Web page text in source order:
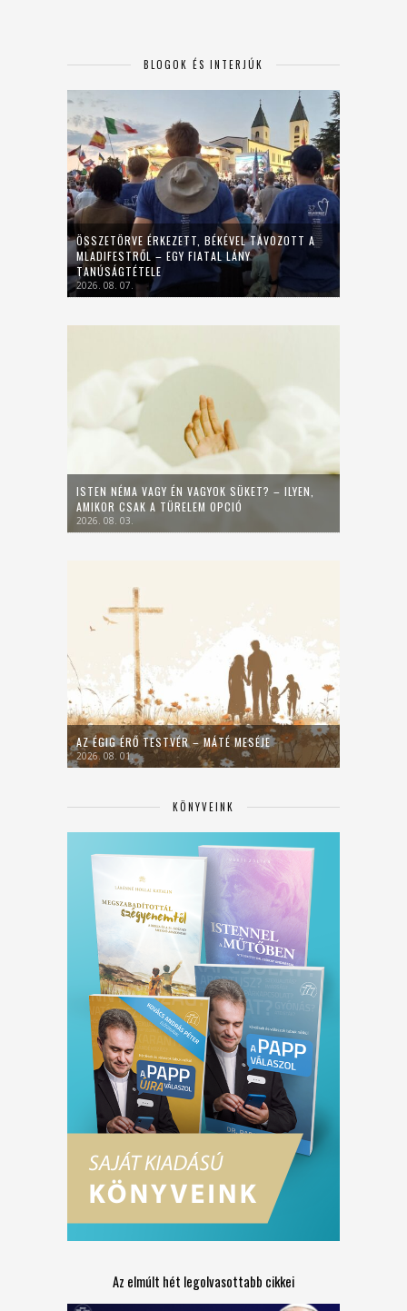
BLOGOK ÉS INTERJÚK
ÖSSZETÖRVE ÉRKEZETT, BÉKÉVEL TÁVOZOTT A
MLADIFESTRŐL – EGY FIATAL LÁNY
TANÚSÁGTÉTELE
2026. 08. 07.
ISTEN NÉMA VAGY ÉN VAGYOK SÜKET? – ILYEN,
AMIKOR CSAK A TÜRELEM OPCIÓ
2026. 08. 03.
AZ ÉGIG ÉRŐ TESTVÉR – MÁTÉ MESÉJE
2026. 08. 01.
KÖNYVEINK
Az elmúlt hét legolvasottabb cikkei